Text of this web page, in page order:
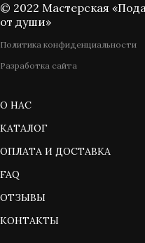
© 2022 Мастерская
от души»
Политика конфиденциальности
Разработка сайта
О НАС
КАТАЛОГ
ОПЛАТА И ДОСТАВКА
FAQ
ОТЗЫВЫ
КОНТАКТЫ